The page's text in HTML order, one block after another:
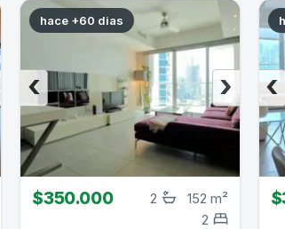
hace +60 dias
›
‹
$350.000 152 m²
2
2
‹